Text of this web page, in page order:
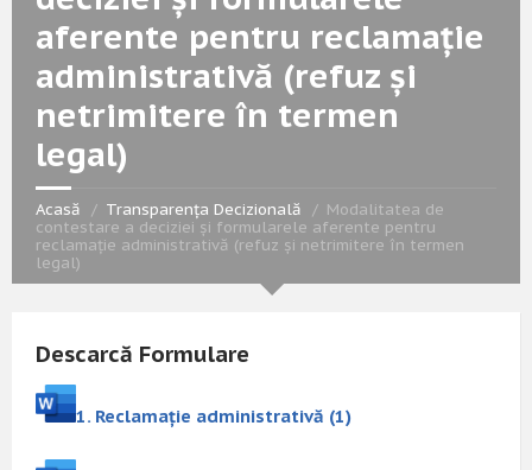
aferente pentru reclamație
administrativă (refuz și
netrimitere în termen
legal)
Acasă Transparența Decizională
Modalitatea de
contestare a deciziei și formularele aferente pentru
reclamație administrativă (refuz și netrimitere în termen
legal)
Descarcă Formulare
1. Reclamaţie administrativă (1)